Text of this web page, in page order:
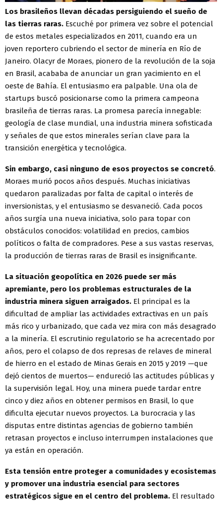
Los brasileños llevan décadas persiguiendo el sueño de
las tierras raras. Escuché por primera vez sobre el potencial
de estos metales especializados en 2011, cuando era un
joven reportero cubriendo el sector de minería en Río de
Janeiro. Olacyr de Moraes, pionero de la revolución de la soja
en Brasil, acababa de anunciar un gran yacimiento en el
oeste de Bahía. El entusiasmo era palpable. Una ola de
startups buscó posicionarse como la primera campeona
brasileña de tierras raras. La promesa parecía innegable:
geología de clase mundial, una industria minera sofisticada
y señales de que estos minerales serían clave para la
transición energética y tecnológica.
Sin embargo, casi ninguno de esos proyectos se concretó.
Moraes murió pocos años después. Muchas iniciativas
quedaron paralizadas por falta de capital o interés de
inversionistas, y el entusiasmo se desvaneció. Cada pocos
años surgía una nueva iniciativa, solo para topar con
obstáculos conocidos: volatilidad en precios, cambios
políticos o falta de compradores. Pese a sus vastas reservas,
la producción de tierras raras de Brasil es insignificante.
La situación geopolítica en 2026 puede ser más
apremiante, pero los problemas estructurales de la
industria minera siguen arraigados. El principal es la
dificultad de ampliar las actividades extractivas en un país
más rico y urbanizado, que cada vez mira con más desagrado
a la minería. El escrutinio regulatorio se ha acrecentado por
años, pero el colapso de dos represas de relaves de mineral
de hierro en el estado de Minas Gerais en 2015 y 2019 —que
dejó cientos de muertos— endureció las actitudes públicas y
la supervisión legal. Hoy, una minera puede tardar entre
cinco y diez años en obtener permisos en Brasil, lo que
dificulta ejecutar nuevos proyectos. La burocracia y las
disputas entre distintas agencias de gobierno también
retrasan proyectos e incluso interrumpen instalaciones que
ya están en operación.
Esta tensión entre proteger a comunidades y ecosistemas
y promover una industria esencial para sectores
estratégicos sigue en el centro del problema. El resultado